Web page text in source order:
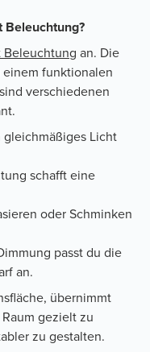
Beleuchtung?
Beleuchtung an. Die
funktionalen
verschiedenen
gleichmäßiges Licht
schafft eine
oder Schminken
passt du die
an.
übernimmt
gezielt zu
zu gestalten.